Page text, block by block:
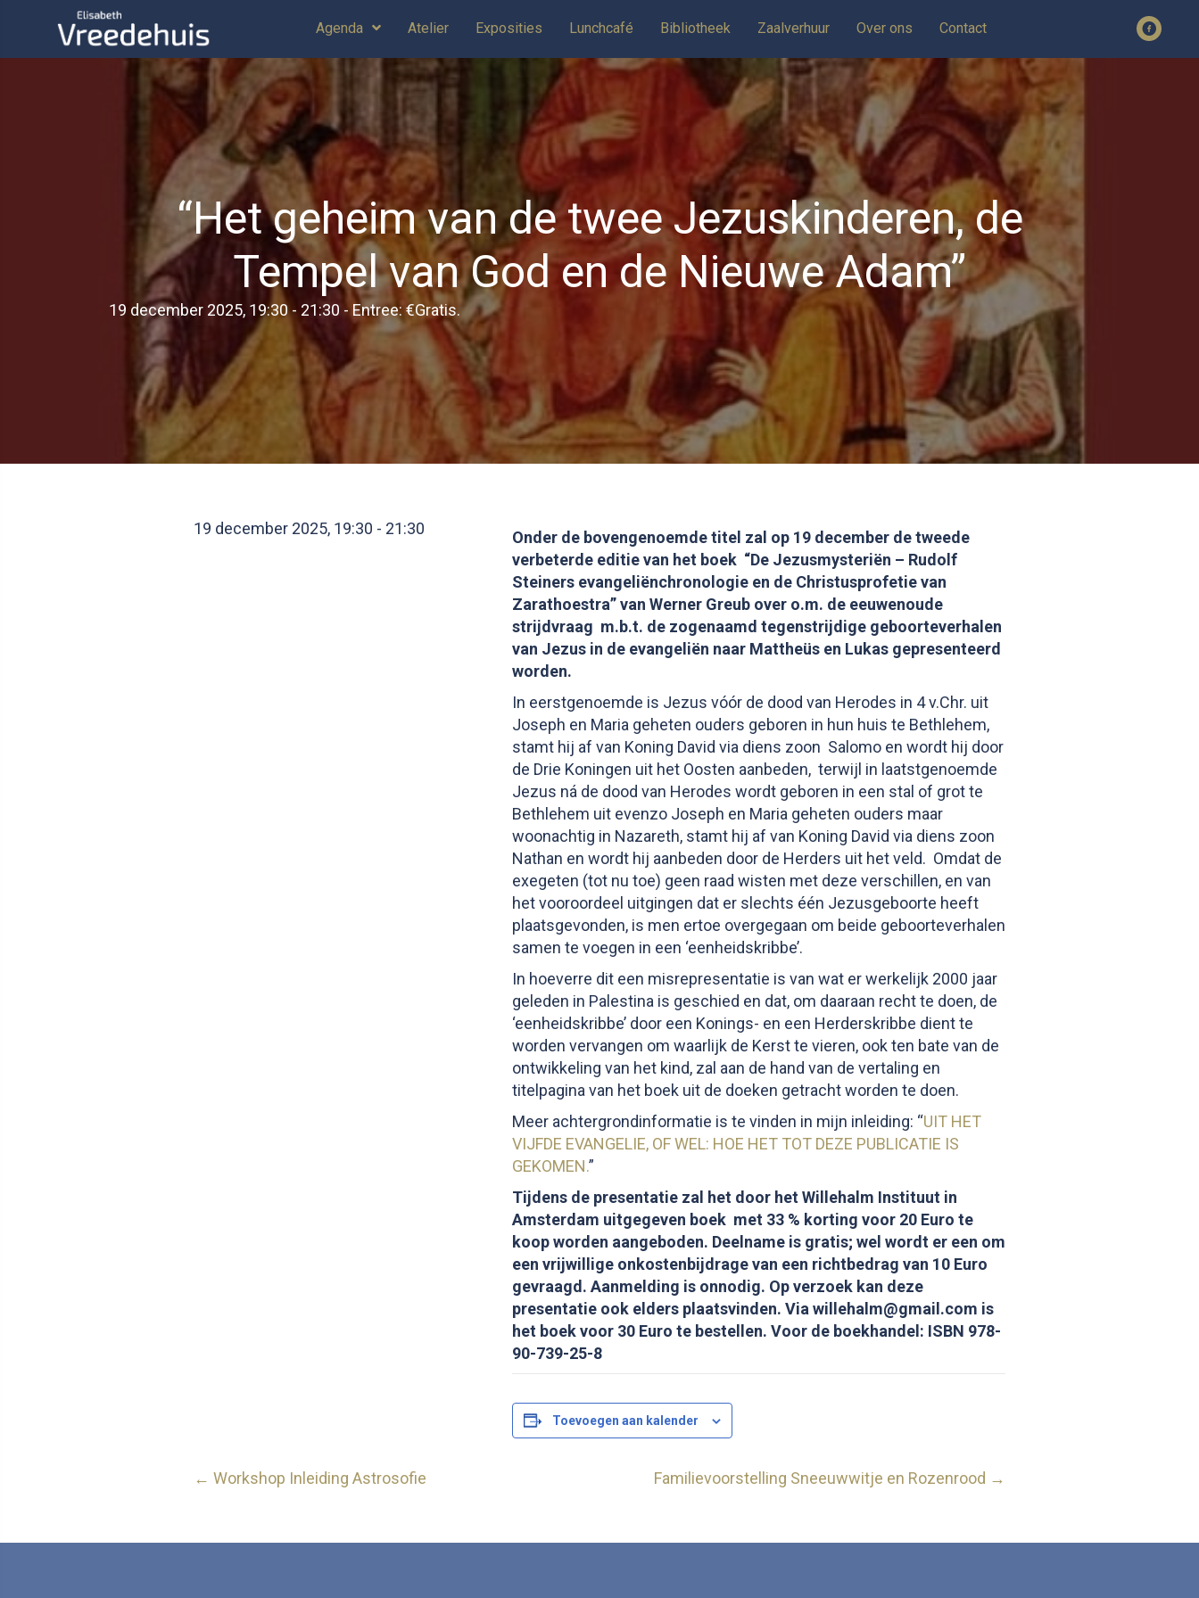
Agenda Atelier Exposities Lunchcafé Bibliotheek Zaalverhuur Over ons Contact
“Het geheim van de twee Jezuskinderen, de
Tempel van God en de Nieuwe Adam”
19 december 2025, 19:30- 21:30 - Entree: €Gratis.
19 december 2025, 19:30 - 21:30
Onder de bovengenoemde titel zal op 19 december de tweede
verbeterde editie van het boek “De Jezusmysteriën – Rudolf
Steiners evangeliënchronologie en de Christusprofetie van
Zarathoestra” van Werner Greub over o.m. de eeuwenoude
strijdvraag m.b.t. de zogenaamd tegenstrijdige geboorteverhalen
van Jezus in de evangeliën naar Mattheüs en Lukas gepresenteerd
worden.
In eerstgenoemde is Jezus vóór de dood van Herodes in 4 v.Chr. uit
Joseph en Maria geheten ouders geboren in hun huis te Bethlehem,
stamt hij af van Koning David via diens zoon Salomo en wordt hij door
de Drie Koningen uit het Oosten aanbeden, terwijl in laatstgenoemde
Jezus ná de dood van Herodes wordt geboren in een stal of grot te
Bethlehem uit evenzo Joseph en Maria geheten ouders maar
woonachtig in Nazareth, stamt hij af van Koning David via diens zoon
Nathan en wordt hij aanbeden door de Herders uit het veld. Omdat de
exegeten (tot nu toe) geen raad wisten met deze verschillen, en van
het vooroordeel uitgingen dat er slechts één Jezusgeboorte heeft
plaatsgevonden, is men ertoe overgegaan om beide geboorteverhalen
samen te voegen in een ‘eenheidskribbe’.
In hoeverre dit een misrepresentatie is van wat er werkelijk 2000 jaar
geleden in Palestina is geschied en dat, om daaraan recht te doen, de
‘eenheidskribbe’ door een Konings- en een Herderskribbe dient te
worden vervangen om waarlijk de Kerst te vieren, ook ten bate van de
ontwikkeling van het kind, zal aan de hand van de vertaling en
titelpagina van het boek uit de doeken getracht worden te doen.
Meer achtergrondinformatie is te vinden in mijn inleiding: “UIT HET
VIJFDE EVANGELIE, OF WEL: HOE HET TOT DEZE PUBLICATIE IS
GEKOMEN.”
Tijdens de presentatie zal het door het Willehalm Instituut in
Amsterdam uitgegeven boek met 33 % korting voor 20 Euro te
koop worden aangeboden. Deelname is gratis; wel wordt er een om
een vrijwillige onkostenbijdrage van een richtbedrag van 10 Euro
gevraagd. Aanmelding is onnodig. Op verzoek kan deze
presentatie ook elders plaatsvinden. Via willehalm@gmail.com is
het boek voor 30 Euro te bestellen. Voor de boekhandel: ISBN 978-
90-739-25-8
Toevoegen aan kalender
Posts
← Workshop Inleiding Astrosofie Familievoorstelling Sneeuwwitje en Rozenrood →